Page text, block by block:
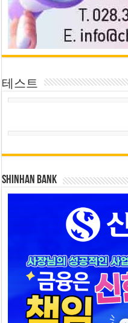
테스트
SHINHAN BANK